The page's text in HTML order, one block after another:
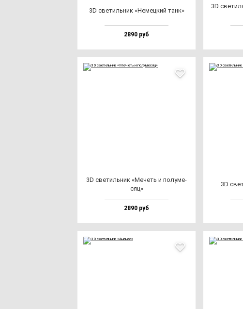
3D све­тиль­ник «Немец­кий танк»
2890 руб
3D
3D све­тиль­ник «Мечеть и по­лу­ме­
сяц»
2890 руб
3D